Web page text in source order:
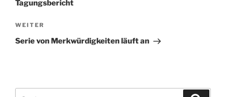
Tagungsbericht
Nächster
Beitrag
WEITER
Serie von Merkwürdigkeiten läuft an